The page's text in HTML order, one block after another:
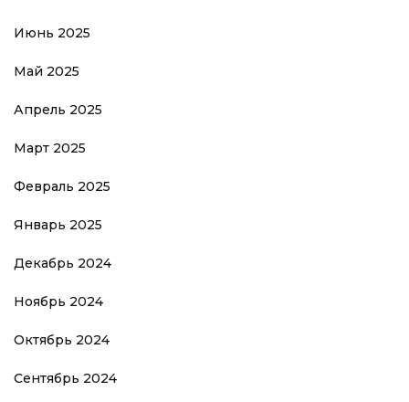
Июнь 2025
Май 2025
Апрель 2025
Март 2025
Февраль 2025
Январь 2025
Декабрь 2024
Ноябрь 2024
Октябрь 2024
Сентябрь 2024